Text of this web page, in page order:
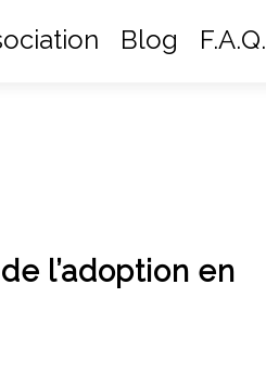
Blog F.A.Q.
l’adoption en